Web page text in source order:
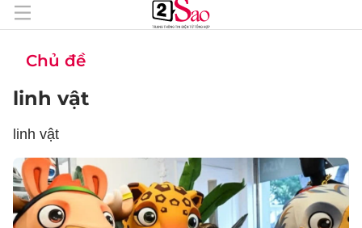
Chủ đề
linh vật
linh vật